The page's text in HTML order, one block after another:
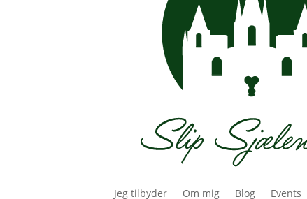
Jeg tilbyder Om mig Blog Events